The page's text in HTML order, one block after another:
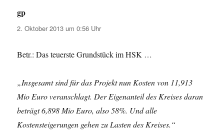
gp
2. Oktober 2013 um 0:56 Uhr
Betr.: Das teuerste Grundstück im HSK …
„Insgesamt sind für das Projekt nun Kosten von 11,913
Mio Euro veranschlagt. Der Eigenanteil des Kreises daran
beträgt 6,898 Mio Euro, also 58%. Und alle
Kostensteigerungen gehen zu Lasten des Kreises.“